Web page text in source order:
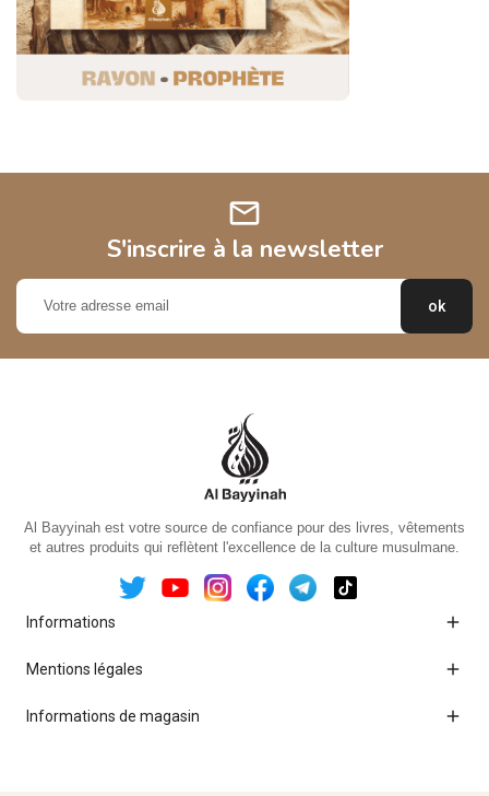
mail
S'inscrire à la newsletter
Al Bayyinah est votre source de confiance pour des livres, vêtements
et autres produits qui reflètent l'excellence de la culture musulmane.
Informations 
Mentions légales 
Informations de magasin 